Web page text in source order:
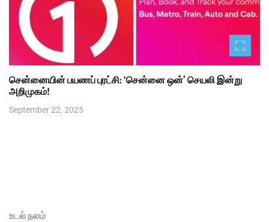
சென்னையின் பயணப் புரட்சி: ‘சென்னை ஒன்’ செயலி இன்று
அறிமுகம்!
September 22, 2025
உடல் நலம்